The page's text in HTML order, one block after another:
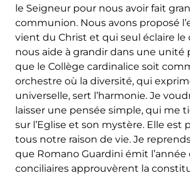
le Seigneur pour nous avoir fait
communion. Nous avons proposé
vient du Christ et qui seul éclaire le
nous aide à grandir dans une unité
que le Collège cardinalice soit
orchestre où la diversité, qui
universelle, sert l’harmonie. Je
laisser une pensée simple, qui me
sur l’Eglise et son mystère. Elle est
tous notre raison de vie. Je
que Romano Guardini émit l’année
conciliaires approuvèrent la